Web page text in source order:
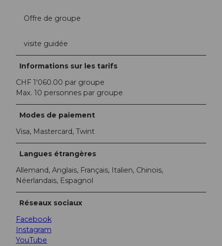
Offre de groupe
visite guidée
Informations sur les tarifs
CHF 1'060.00 par groupe
Max. 10 personnes par groupe
Modes de paiement
Visa, Mastercard, Twint
Langues étrangères
Allemand, Anglais, Français, Italien, Chinois,
Néerlandais, Espagnol
Réseaux sociaux
Facebook
Instagram
YouTube